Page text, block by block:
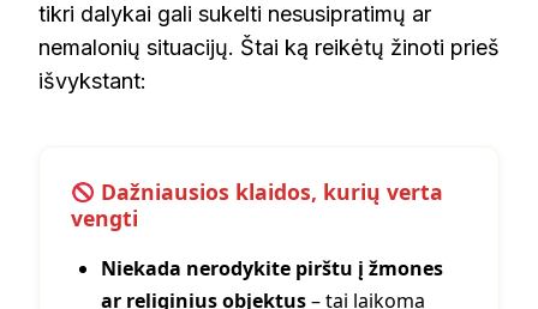
tikri dalykai gali sukelti nesusipratimų ar
nemalonių situacijų. Štai ką reikėtų žinoti prieš
išvykstant:
Dažniausios klaidos, kurių verta
vengti
Niekada nerodykite pirštu į žmones
ar religinius objektus– tai laikoma